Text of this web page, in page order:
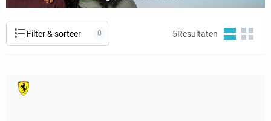
Filter & sorteer 0 5Resultaten